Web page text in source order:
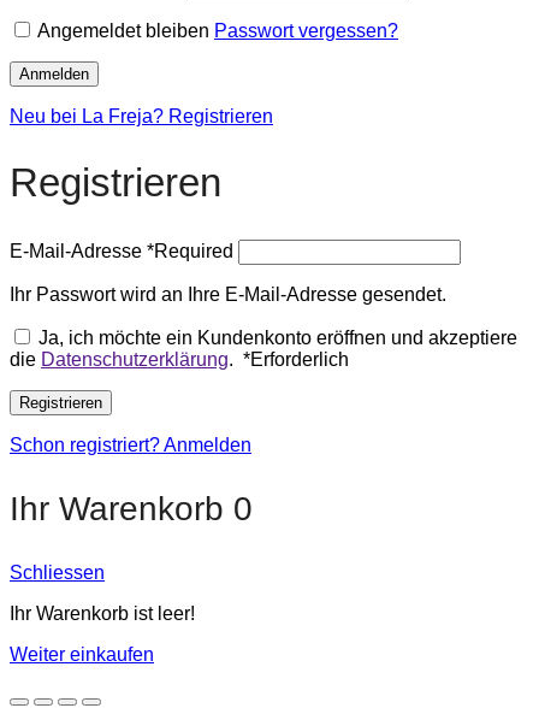
Angemeldet bleiben Passwort vergessen?
Anmelden
Neu bei La Freja? Registrieren
Registrieren
E-Mail-Adresse *Required
Ihr Passwort wird an Ihre E-Mail-Adresse gesendet.
Ja, ich möchte ein Kundenkonto eröffnen und akzeptiere
die Datenschutzerklärung. *Erforderlich
Registrieren
Schon registriert? Anmelden
Ihr Warenkorb 0
Schliessen
Ihr Warenkorb ist leer!
Weiter einkaufen